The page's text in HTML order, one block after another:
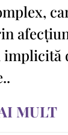
implicită
MULT